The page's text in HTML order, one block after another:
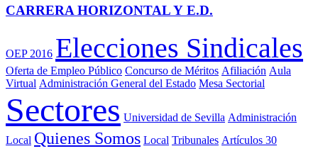
CARRERA HORIZONTAL Y E.D.
OEP 2016 Elecciones Sindicales
Oferta de Empleo Público Concurso de Méritos Afiliación Aula
Virtual Administración General del Estado Mesa Sectorial
Sectores Universidad de Sevilla Administración
Local Quienes Somos Local Tribunales Artículos 30